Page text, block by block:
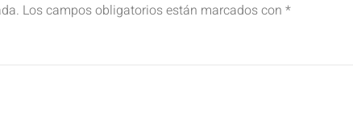
Los campos obligatorios están marcados con *